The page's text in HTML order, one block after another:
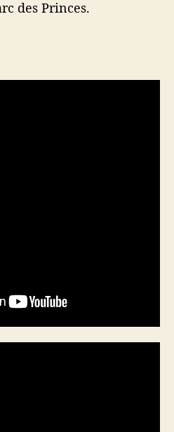
à
d
des Princes.